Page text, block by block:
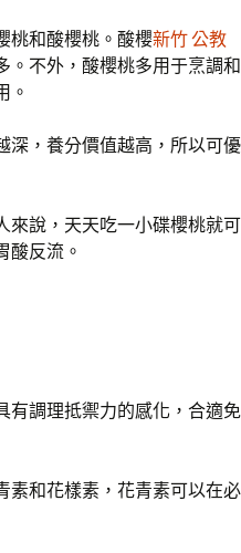
桃和酸櫻桃。酸櫻新竹 公教
。不外，酸櫻桃多用于烹調和
。
深，養分價值越高，所以可優
來說，天天吃一小碟櫻桃就可
酸反流。
有調理抵禦力的感化，合適免
素和花樣素，花青素可以在必